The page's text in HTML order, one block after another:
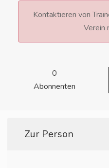
Kontaktieren von
Verein
0
Abonnenten
Zur Person